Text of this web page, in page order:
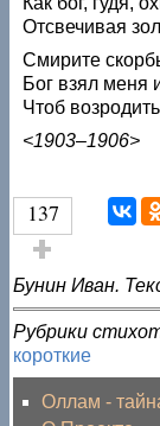
Отсвечивая
Смирите
Бог взял меня
Чтоб
<1903–1906>
137
Голос за!
Бунин Иван.
Рубрики
короткие
Оллам -